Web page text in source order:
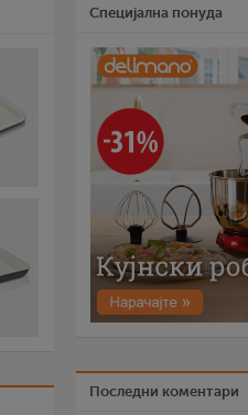
Специјална понуда
Последни коментари